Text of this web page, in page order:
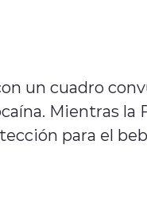
un cuadro
Mientras la
para el